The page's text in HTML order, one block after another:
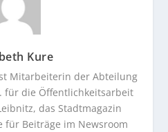
Kure
Mitarbeiterin der Abteilung
für die Öffentlichkeitsarbeit
das Stadtmagazin
für Beiträge im Newsroom